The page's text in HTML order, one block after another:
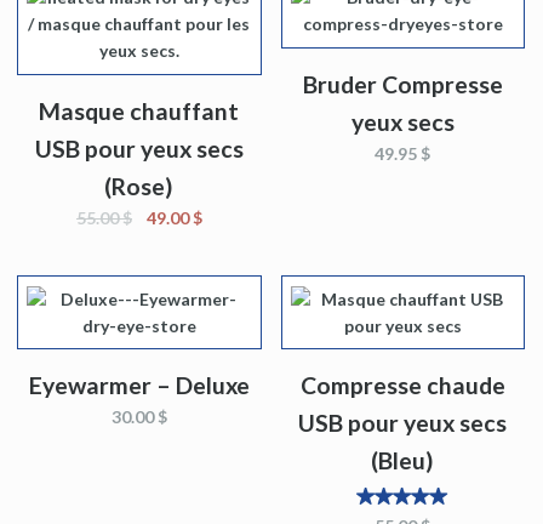
Masque chauffant
USB pour yeux secs
(Rose)
55.00 $ 49.00 $
Bruder Compresse
yeux secs
49.95 $
Eyewarmer – Deluxe
30.00 $
Compresse chaude
USB pour yeux secs
(Bleu)